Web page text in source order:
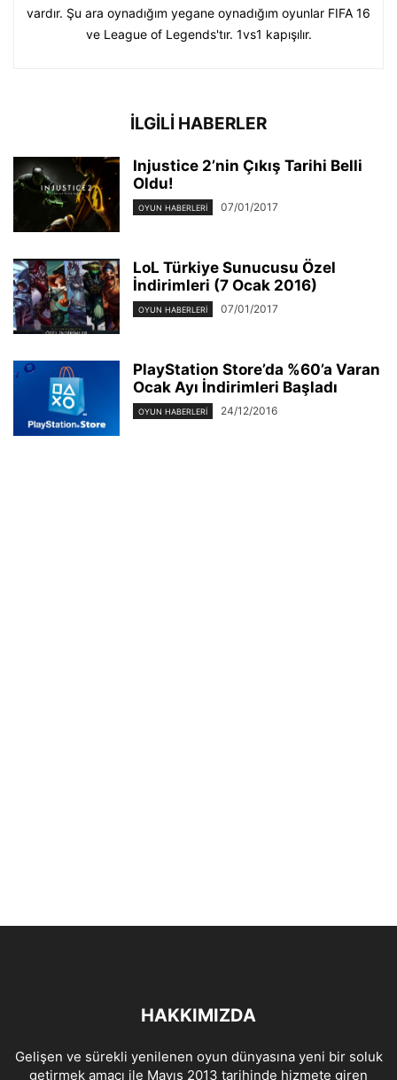
vardır. Şu ara oynadığım yegane oynadığım oyunlar FIFA 16
ve League of Legends'tır. 1vs1 kapışılır.
İLGİLİ HABERLER
Injustice 2’nin Çıkış Tarihi Belli
Oldu!
OYUN HABERLERI 07/01/2017
LoL Türkiye Sunucusu Özel
İndirimleri (7 Ocak 2016)
OYUN HABERLERI 07/01/2017
PlayStation Store’da %60’a Varan
Ocak Ayı İndirimleri Başladı
OYUN HABERLERI 24/12/2016
HAKKIMIZDA
Gelişen ve sürekli yenilenen oyun dünyasına yeni bir soluk
getirmek amacı ile Mayıs 2013 tarihinde hizmete giren